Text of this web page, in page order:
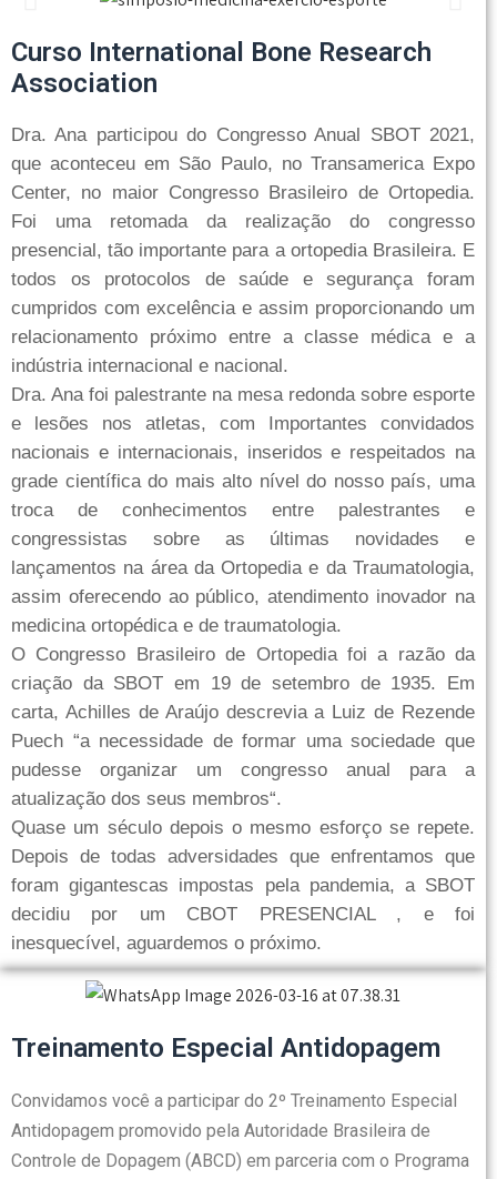
Curso International Bone Research
Association
Dra. Ana participou do Congresso Anual SBOT 2021,
que aconteceu em São Paulo, no Transamerica Expo
Center, no maior Congresso Brasileiro de Ortopedia.
Foi uma retomada da realização do congresso
presencial, tão importante para a ortopedia Brasileira. E
todos os protocolos de saúde e segurança foram
cumpridos com excelência e assim proporcionando um
relacionamento próximo entre a classe médica e a
indústria internacional e nacional.
Dra. Ana foi palestrante na mesa redonda sobre esporte
e lesões nos atletas, com Importantes convidados
nacionais e internacionais, inseridos e respeitados na
grade científica do mais alto nível do nosso país, uma
troca de conhecimentos entre palestrantes e
congressistas sobre as últimas novidades e
lançamentos na área da Ortopedia e da Traumatologia,
assim oferecendo ao público, atendimento inovador na
medicina ortopédica e de traumatologia.
O Congresso Brasileiro de Ortopedia foi a razão da
criação da SBOT em 19 de setembro de 1935. Em
carta, Achilles de Araújo descrevia a Luiz de Rezende
Puech “a necessidade de formar uma sociedade que
pudesse organizar um congresso anual para a
atualização dos seus membros“.
Quase um século depois o mesmo esforço se repete.
Depois de todas adversidades que enfrentamos que
foram gigantescas impostas pela pandemia, a SBOT
decidiu por um CBOT PRESENCIAL , e foi
inesquecível, aguardemos o próximo.
Treinamento Especial Antidopagem
Convidamos você a participar do 2º Treinamento Especial
Antidopagem promovido pela Autoridade Brasileira de
Controle de Dopagem (ABCD) em parceria com o Programa